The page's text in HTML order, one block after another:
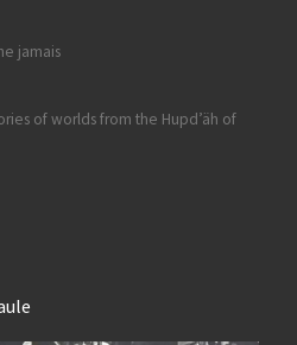
jamais
of worlds from the Hupd’äh of